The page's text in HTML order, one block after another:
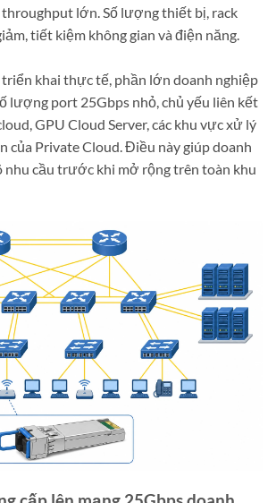
lớn. Số lượng thiết bị, rack
tiết kiệm không gian và điện năng.
khai thực tế, phần lớn doanh nghiệp
lượng port 25Gbps nhỏ, chủ yếu liên kết
GPU Cloud Server, các khu vực xử lý
của Private Cloud. Điều này giúp doanh
nhu cầu trước khi mở rộng trên toàn khu